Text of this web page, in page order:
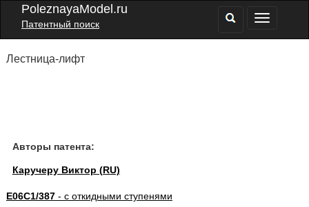
PoleznayaModel.ru
Патентный поиск
Лестница-лифт
Авторы патента:
Каручеру Виктор (RU)
E06C1/387- с откидными ступенями